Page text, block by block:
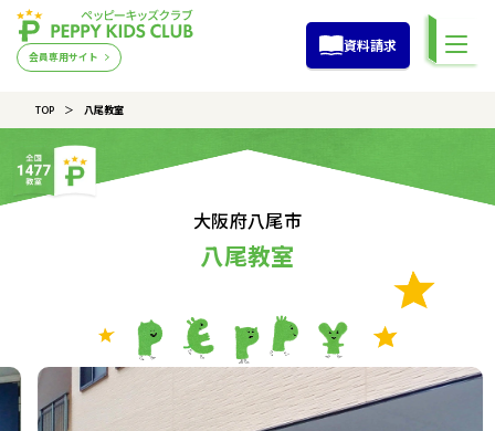
会員専用サイト
資料請求
TOP 八尾教室
大阪府八尾市
八尾教室